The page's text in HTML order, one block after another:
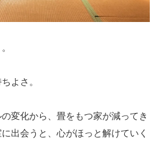
よさ。
変化から、畳をもつ家が減ってき
出会うと、心がほっと解けていく